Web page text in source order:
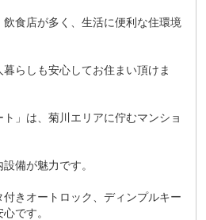
食店が多く、生活に便利な住環境
らしも安心してお住まい頂けま
」は、菊川エリアに佇むマンショ
備が魅力です。
きオートロック、ディンプルキー
です。